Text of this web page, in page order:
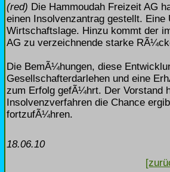
(red) Die Hammoudah Freizeit AG
einen Insolvenzantrag gestellt.
Wirtschaftslage. Hinzu kommt der
AG zu verzeichnende starke
Die BemÃ¼hungen, diese
Gesellschafterdarlehen und eine
zum Erfolg gefÃ¼hrt. Der Vorstand
Insolvenzverfahren die Chance
fortzufÃ¼hren.
18.06.10